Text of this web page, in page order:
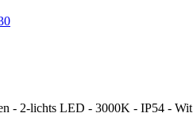
- 2-lichts LED - 3000K - IP54 - Wit